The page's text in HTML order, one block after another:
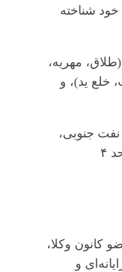
خود شناخته
مهریه،
خلع ید)، و
جنوبی،
کانون وکلا،
و